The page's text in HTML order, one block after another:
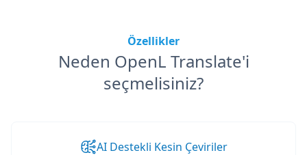
Özellikler
Neden OpenL Translate'i
seçmelisiniz?
AI Destekli Kesin Çeviriler